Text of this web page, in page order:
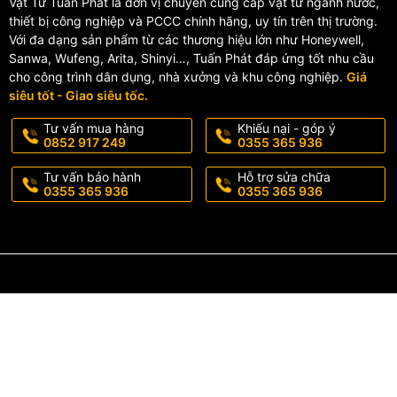
Ứng dụng của cầu dao tự động
Sản phẩmMCB Fuji BCL63E0CG-1P006được sử dụng rộng rãi
Hệ thống điện nhà ở, căn hộ, biệt thự
Tủ điện văn phòng, nhà xưởng, trung tâm thương mại
Các hệ thống điện công nghiệp yêu cầu độ tin cậy cao
Vì sao nên chọn MCB Fuji
thiết bị công nghiệp và PCCC chính hãng, uy tín trên thị trường.
Với đa dạng sản phẩm từ các thương hiệu lớn như Honeywell,
Sanwa, Wufeng, Arita, Shinyi…, Tuấn Phát đáp ứng tốt nhu cầu
cho công trình dân dụng, nhà xưởng và khu công nghiệp. Giá
siêu tốt - Giao siêu tốc.
Tư vấn mua hàng
0852 917 249
Khiếu nại - góp ý
0355 365 936
Tư vấn bảo hành
0355 365 936
Hỗ trợ sửa chữa
0355 365 936